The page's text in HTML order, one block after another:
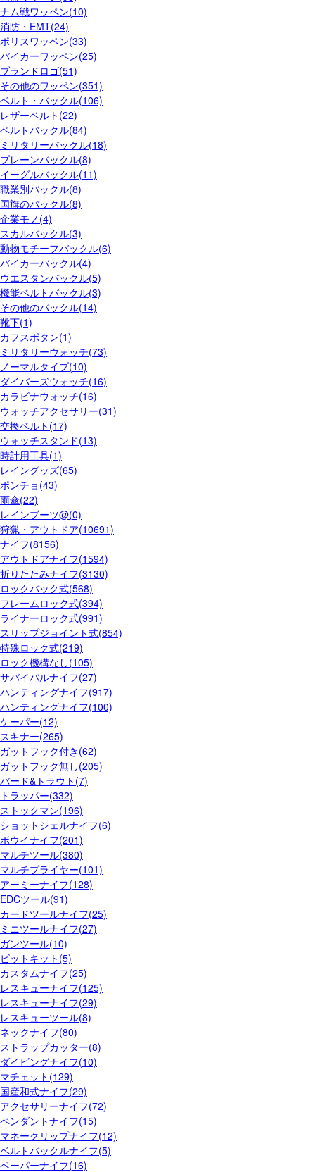
ナム戦ワッペン(10)
消防・EMT(24)
ポリスワッペン(33)
バイカーワッペン(25)
ブランドロゴ(51)
その他のワッペン(351)
ベルト・バックル(106)
レザーベルト(22)
ベルトバックル(84)
ミリタリーバックル(18)
プレーンバックル(8)
イーグルバックル(11)
職業別バックル(8)
国旗のバックル(8)
企業モノ(4)
スカルバックル(3)
動物モチーフバックル(6)
バイカーバックル(4)
ウエスタンバックル(5)
機能ベルトバックル(3)
その他のバックル(14)
靴下(1)
カフスボタン(1)
ミリタリーウォッチ(73)
ノーマルタイプ(10)
ダイバーズウォッチ(16)
カラビナウォッチ(16)
ウォッチアクセサリー(31)
交換ベルト(17)
ウォッチスタンド(13)
時計用工具(1)
レイングッズ(65)
ポンチョ(43)
雨傘(22)
レインブーツ@(0)
狩猟・アウトドア(10691)
ナイフ(8156)
アウトドアナイフ(1594)
折りたたみナイフ(3130)
ロックバック式(568)
フレームロック式(394)
ライナーロック式(991)
スリップジョイント式(854)
特殊ロック式(219)
ロック機構なし(105)
サバイバルナイフ(27)
ハンティングナイフ(917)
ハンティングナイフ(100)
ケーパー(12)
スキナー(265)
ガットフック付き(62)
ガットフック無し(205)
バード&トラウト(7)
トラッパー(332)
ストックマン(196)
ショットシェルナイフ(6)
ボウイナイフ(201)
マルチツール(380)
マルチプライヤー(101)
アーミーナイフ(128)
EDCツール(91)
カードツールナイフ(25)
ミニツールナイフ(27)
ガンツール(10)
ビットキット(5)
カスタムナイフ(25)
レスキューナイフ(125)
レスキューナイフ(29)
レスキューツール(8)
ネックナイフ(80)
ストラップカッター(8)
ダイビングナイフ(10)
マチェット(129)
国産和式ナイフ(29)
アクセサリーナイフ(72)
ペンダントナイフ(15)
マネークリップナイフ(12)
ベルトバックルナイフ(5)
ペーパーナイフ(16)